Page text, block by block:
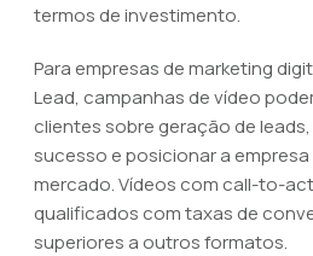
termos de investimento.
Para empresas de marketing
Lead, campanhas de vídeo
clientes sobre geração de
sucesso e posicionar a
mercado. Vídeos com call-to-
qualificados com taxas de
superiores a outros formatos.